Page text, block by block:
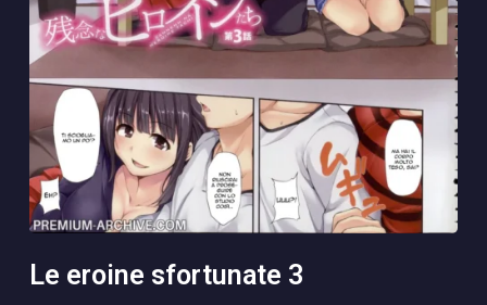
le eroine sfortunate 3